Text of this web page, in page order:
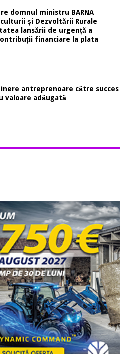
domnul ministru BARNA
și Dezvoltării Rurale
lansării de urgență a
financiare la plata
antreprenoare către succes
valoare adăugată